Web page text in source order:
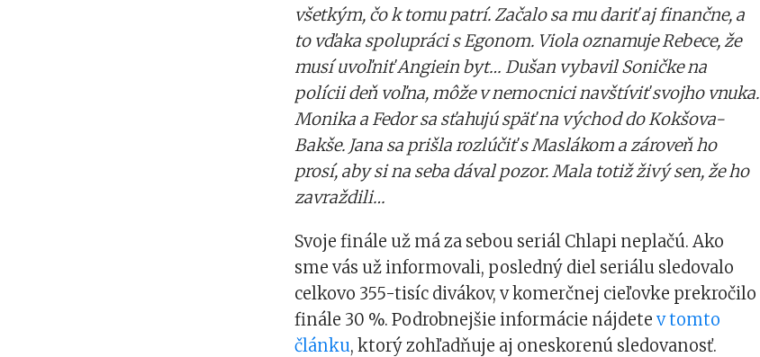
všetkým, čo k tomu patrí. Začalo sa mu dariť aj finančne, a
to vďaka spolupráci s Egonom. Viola oznamuje Rebece, že
musí uvoľniť Angiein byt… Dušan vybavil Soničke na
polícii deň voľna, môže v nemocnici navštíviť svojho vnuka.
Monika a Fedor sa sťahujú späť na východ do Kokšova-
Bakše. Jana sa prišla rozlúčiť s Maslákom a zároveň ho
prosí, aby si na seba dával pozor. Mala totiž živý sen, že ho
zavraždili…
Svoje finále už má za sebou seriál Chlapi neplačú. Ako
sme vás už informovali, posledný diel seriálu sledovalo
celkovo 355-tisíc divákov, v komerčnej cieľovke prekročilo
finále 30 %. Podrobnejšie informácie nájdetev tomto
článku, ktorý zohľadňuje aj oneskorenú sledovanosť.